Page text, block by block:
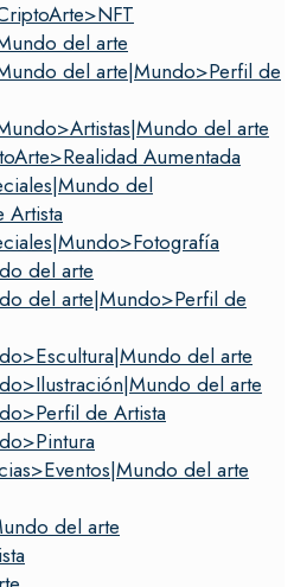
del arte
del arte|Mundo>Perfil de
del arte
Aumentada
del
Artista
del arte
del arte|Mundo>Perfil de
del arte
del arte
de Artista
del arte
del arte